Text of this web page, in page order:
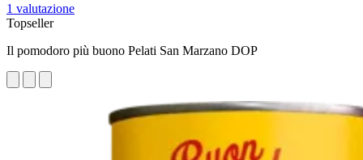
1 valutazione
Topseller
Il pomodoro più buono Pelati San Marzano DOP